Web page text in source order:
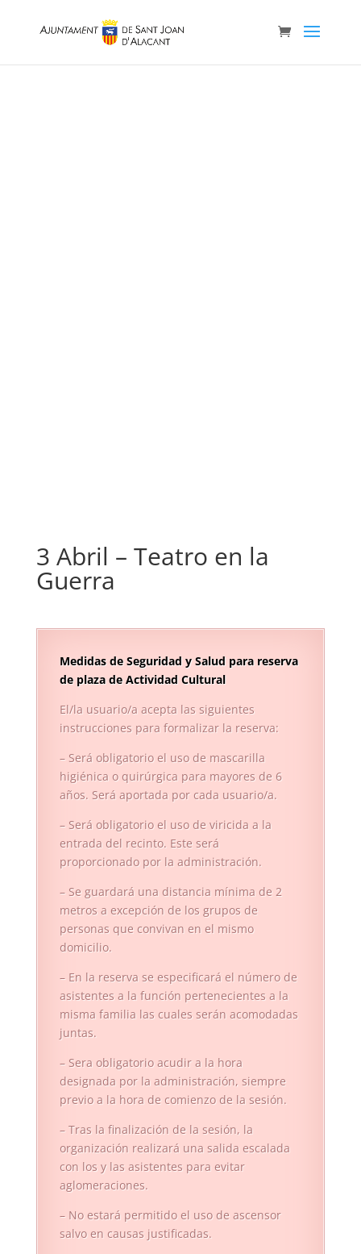
3 Abril – Teatro en la
Guerra
Medidas de Seguridad y Salud para reserva
de plaza de Actividad Cultural
El/la usuario/a acepta las siguientes
instrucciones para formalizar la reserva:
– Será obligatorio el uso de mascarilla
higiénica o quirúrgica para mayores de 6
años. Será aportada por cada usuario/a.
– Será obligatorio el uso de viricida a la
entrada del recinto. Este será
proporcionado por la administración.
– Se guardará una distancia mínima de 2
metros a excepción de los grupos de
personas que convivan en el mismo
domicilio.
– En la reserva se especificará el número de
asistentes a la función pertenecientes a la
misma familia las cuales serán acomodadas
juntas.
– Sera obligatorio acudir a la hora
designada por la administración, siempre
previo a la hora de comienzo de la sesión.
– Tras la finalización de la sesión, la
organización realizará una salida escalada
con los y las asistentes para evitar
aglomeraciones.
– No estará permitido el uso de ascensor
salvo en causas justificadas.